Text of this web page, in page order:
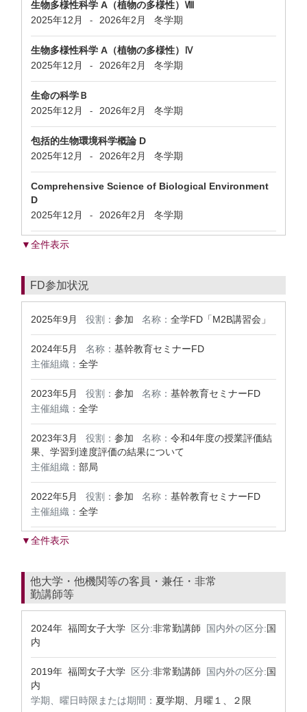
生物多様性科学 A（植物の多様性）Ⅷ
2025年12月
- 2026年2月 冬学期
生物多様性科学 A（植物の多様性）Ⅳ
2025年12月
- 2026年2月 冬学期
生命の科学Ｂ
2025年12月
- 2026年2月 冬学期
包括的生物環境科学概論 D
2025年12月
- 2026年2月 冬学期
Comprehensive Science of Biological Environment
D
2025年12月
- 2026年2月 冬学期
▼全件表示
FD参加状況
2025年9月 役割： 参加 名称： 全学FD「M2B講習会」
2024年5月 名称： 基幹教育セミナーFD
主催組織： 全学
2023年5月 役割： 参加 名称： 基幹教育セミナーFD
主催組織： 全学
2023年3月 役割： 参加 名称： 令和4年度の授業評価結
果、学習到達度評価の結果について
主催組織： 部局
2022年5月 役割： 参加 名称： 基幹教育セミナーFD
主催組織： 全学
▼全件表示
他大学・他機関等の客員・兼任・非常
勤講師等
2024年 福岡女子大学 区分:非常勤講師 国内外の区分:国
内
2019年 福岡女子大学 区分:非常勤講師 国内外の区分:国
内
学期、曜日時限または期間： 夏学期、月曜１、２限